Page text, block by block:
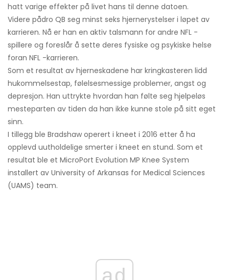
hatt varige effekter på livet hans til denne datoen.
Videre pådro QB seg minst seks hjernerystelser i løpet av
karrieren. Nå er han en aktiv talsmann for andre NFL -
spillere og foreslår å sette deres fysiske og psykiske helse
foran NFL -karrieren.
Som et resultat av hjerneskadene har kringkasteren lidd
hukommelsestap, følelsesmessige problemer, angst og
depresjon. Han uttrykte hvordan han følte seg hjelpeløs
mesteparten av tiden da han ikke kunne stole på sitt eget
sinn.
I tillegg ble Bradshaw operert i kneet i 2016 etter å ha
opplevd uutholdelige smerter i kneet en stund. Som et
resultat ble et MicroPort Evolution MP Knee System
installert av University of Arkansas for Medical Sciences
(UAMS) team.
ad